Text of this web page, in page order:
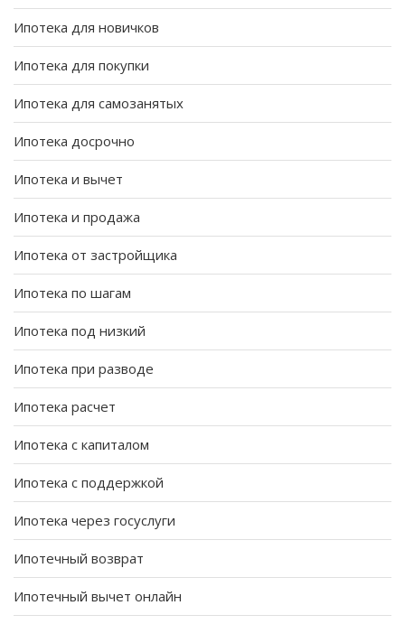
Ипотека для новичков
Ипотека для покупки
Ипотека для самозанятых
Ипотека досрочно
Ипотека и вычет
Ипотека и продажа
Ипотека от застройщика
Ипотека по шагам
Ипотека под низкий
Ипотека при разводе
Ипотека расчет
Ипотека с капиталом
Ипотека с поддержкой
Ипотека через госуслуги
Ипотечный возврат
Ипотечный вычет онлайн